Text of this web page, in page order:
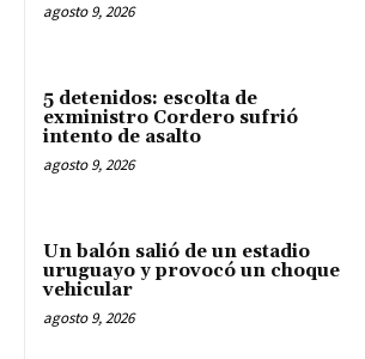
agosto 9, 2026
5 detenidos: escolta de
exministro Cordero sufrió
intento de asalto
agosto 9, 2026
Un balón salió de un estadio
uruguayo y provocó un choque
vehicular
agosto 9, 2026